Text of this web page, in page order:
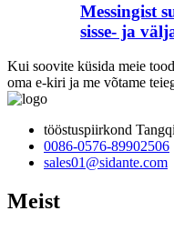
Messingist
sisse- ja
Kui soovite küsida meie
oma e-kiri ja me võtame
tööstuspiirkond
0086-0576-89902506
sales01@sidante.com
Meist